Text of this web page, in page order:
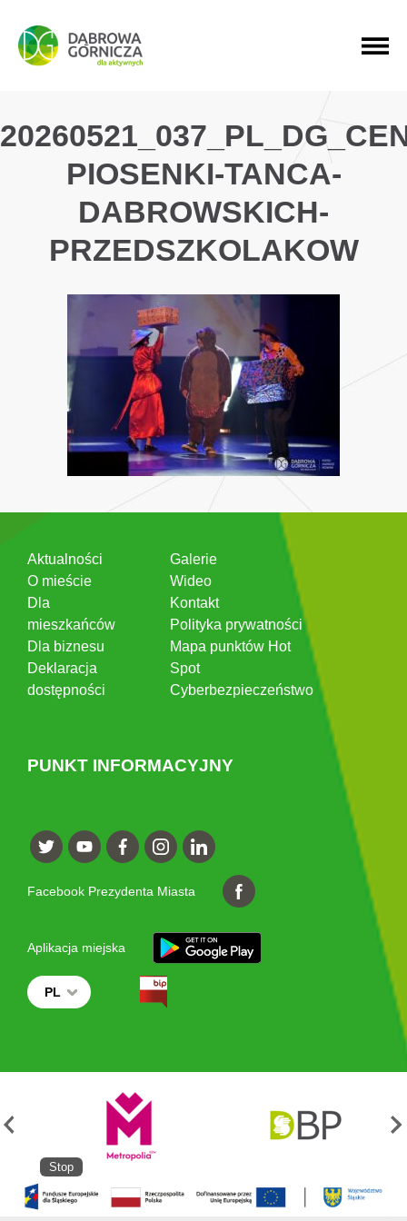
PRZEJDŹ DO MENU GŁÓWNEGO
PRZEJDŹ DO WYSZUKIWARKI
PRZEJDŹ DO TREŚCI
PIOSENKI-TANCA-
DABROWSKICH-
PRZEDSZKOLAKOW
Aktualności
O mieście
Dla
mieszkańców
Dla biznesu
Deklaracja
dostępności
Galerie
Wideo
Kontakt
Polityka prywatności
Mapa punktów Hot
Spot
Cyberbezpieczeństwo
PUNKT INFORMACYJNY
Facebook Prezydenta Miasta
Aplikacja miejska
PL
Stop